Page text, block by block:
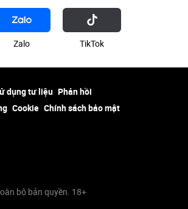
Zalo ТikТоk
dụng tư liệu Phản hồi
Cookie Chính sách bảo mật
bộ bản quyền. 18+